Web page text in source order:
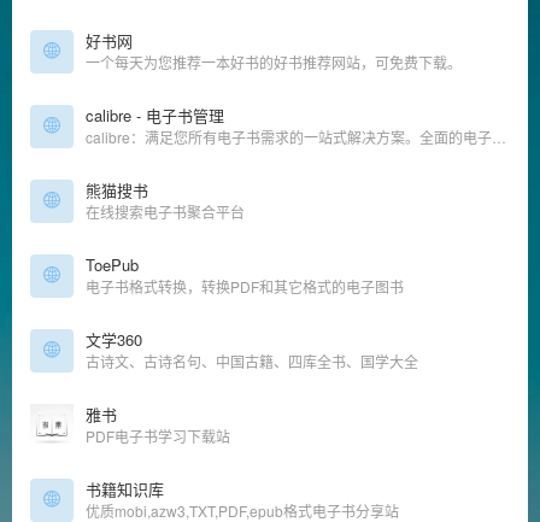
好书网
一个每天为您推荐一本好书的好书推荐网站，可免费下载。
calibre - 电子书管理
熊猫搜书
在线搜索电子书聚合平台
ToePub
电子书格式转换，转换PDF和其它格式的电子图书
文学360
古诗文、古诗名句、中国古籍、四库全书、国学大全
雅书
PDF电子书学习下载站
书籍知识库
优质mobi,azw3,TXT,PDF,epub格式电子书分享站